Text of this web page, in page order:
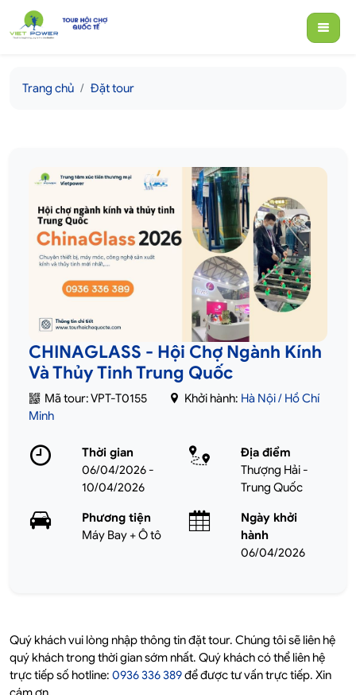
Trang chủ Đặt tour
CHINAGLASS - Hội Chợ Ngành Kính
Và Thủy Tinh Trung Quốc
Mã tour: VPT-T0155 Khởi hành: Hà Nội / Hồ Chí
Minh
Thời gian
06/04/2026 -
10/04/2026
Địa điểm
Thượng Hải -
Trung Quốc
Phương tiện
Máy Bay + Ô tô
Ngày khởi
hành
06/04/2026
Quý khách vui lòng nhập thông tin đặt tour. Chúng tôi sẽ liên hệ
quý khách trong thời gian sớm nhất. Quý khách có thể liên hệ
trực tiếp số hotline: 0936 336 389để được tư vấn trực tiếp. Xin